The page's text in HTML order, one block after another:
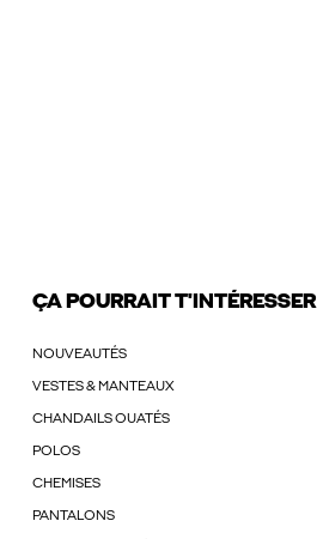
ÇA POURRAIT T'INTÉRESSER
NOUVEAUTÉS
VESTES & MANTEAUX
CHANDAILS OUATÉS
POLOS
CHEMISES
PANTALONS